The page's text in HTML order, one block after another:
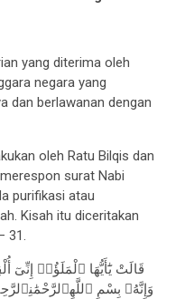
yang diterima oleh
negara yang
dan berlawanan dengan
oleh Ratu Bilqis dan
surat Nabi
purifikasi atau
Kisah itu diceritakan
31.
قَالَتْ يَٰٓأَيُّهَا ٱلْمَلَؤُا۟ إِنِّىٓ
وَإِنَّهُۥ بِسْمِ